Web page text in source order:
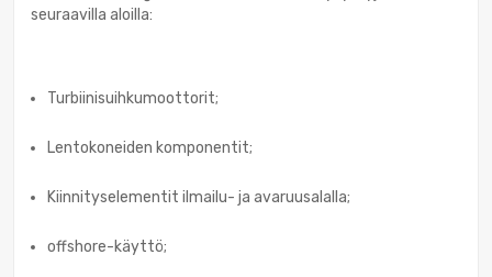
seuraavilla aloilla:
Turbiinisuihkumoottorit;
Lentokoneiden komponentit;
Kiinnityselementit ilmailu- ja avaruusalalla;
offshore-käyttö;